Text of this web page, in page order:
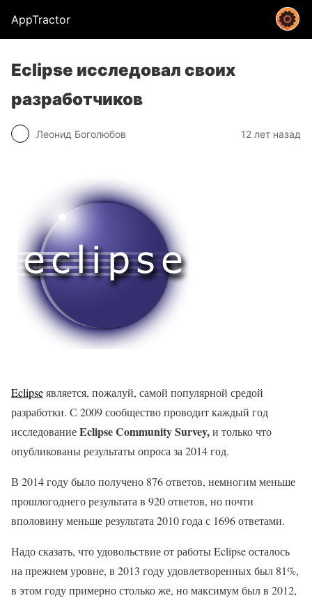
AppTractor
Eclipse исследовал своих
разработчиков
Леонид Боголюбов 12 лет назад
Eclipseявляется, пожалуй, самой популярной средой
разработки. С 2009 сообщество проводит каждый год
исследованиеEclipse Community Survey,и только что
опубликованы результаты опроса за 2014 год.
В 2014 году было получено 876 ответов, немногим меньше
прошлогоднего результата в 920 ответов, но почти
вполовину меньше результата 2010 года с 1696 ответами.
Надо сказать, что удовольствие от работы Eclipse осталось
на прежнем уровне, в 2013 году удовлетворенных был 81%,
в этом году примерно столько же, но максимум был в 2012,